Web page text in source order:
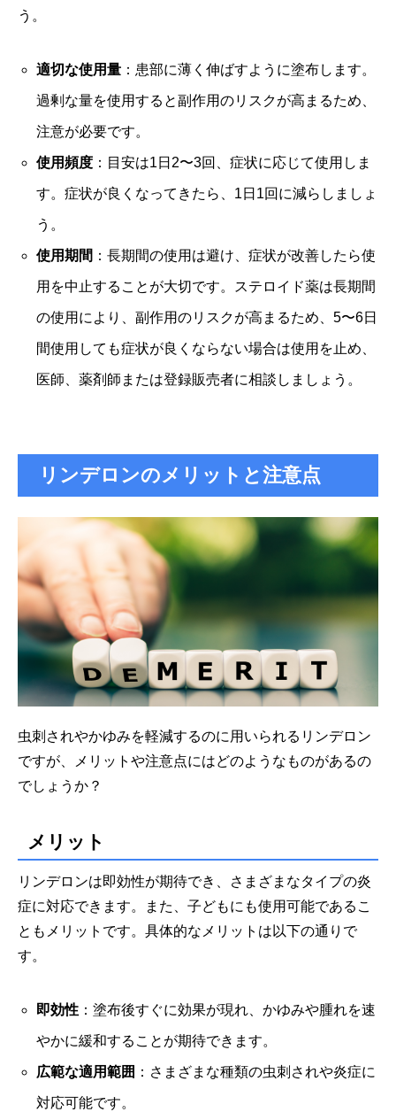
う。
適切な使用量：患部に薄く伸ばすように塗布します。
過剰な量を使用すると副作用のリスクが高まるため、
注意が必要です。
使用頻度：目安は1日2〜3回、症状に応じて使用しま
す。症状が良くなってきたら、1日1回に減らしましょ
う。
使用期間 ：長期間の使用は避け、症状が改善したら使
用を中止することが大切です。ステロイド薬は長期間
の使用により、副作用のリスクが高まるため、5〜6日
間使用しても症状が良くならない場合は使用を止め、
医師、薬剤師または登録販売者に相談しましょう。
リンデロンのメリットと注意点
虫刺されやかゆみを軽減するのに用いられるリンデロン
ですが、メリットや注意点にはどのようなものがあるの
でしょうか？
メリット
リンデロンは即効性が期待でき、さまざまなタイプの炎
症に対応できます。また、子どもにも使用可能であるこ
ともメリットです。具体的なメリットは以下の通りで
す。
即効性：塗布後すぐに効果が現れ、かゆみや腫れを速
やかに緩和することが期待できます。
広範な適用範囲 ：さまざまな種類の虫刺されや炎症に
対応可能です。